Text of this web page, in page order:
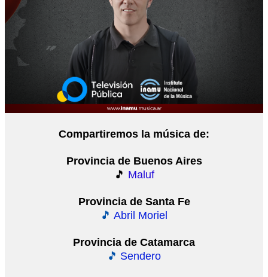
Compartiremos la música de:
Provincia de Buenos Aires
🎵 Maluf
Provincia de Santa Fe
🎵 Abril Moriel
Provincia de Catamarca
🎵 Sendero